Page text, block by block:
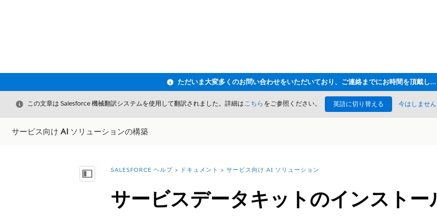
ただいま大変多くのお問い合わせをいただいており、ご連絡までにお時間を頂戴しております
閉じる
この文章は Salesforce 機械翻訳システムを使用して翻訳されました。詳細はこちら をご参照ください。 英語に切り替える 今はしません
サービス向け AI ソリューションの構築
目次を表示詳細情報:
SALESFORCE ヘルプ ドキュメント サービス向け AI ソリューション
サービスデータキットのインストー